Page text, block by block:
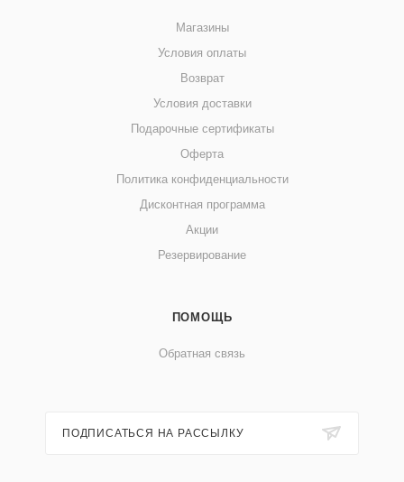
Магазины
Условия оплаты
Возврат
Условия доставки
Подарочные сертификаты
Оферта
Политика конфиденциальности
Дисконтная программа
Акции
Резервирование
ПОМОЩЬ
Обратная связь
ПОДПИСАТЬСЯ НА РАССЫЛКУ